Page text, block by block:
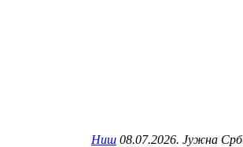
Ниш 08.07.2026. Јужна